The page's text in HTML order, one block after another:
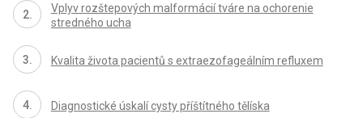
Vplyv rozštepových malformácií tváre na ochorenie
stredného ucha
Kvalita života pacientů s extraezofageálním refluxem
Diagnostické úskalí cysty příštítného tělíska